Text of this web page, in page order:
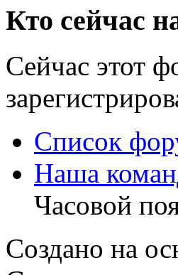
Кто сейчас
Сейчас этот
Список
Наша
Часовой
Создано на